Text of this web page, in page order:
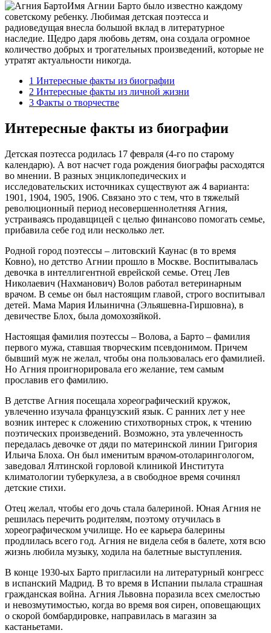
Имя Агнии Барто было известно каждому
советскому ребенку. Любимая детская поэтесса и
радиоведущая внесла большой вклад в литературное
наследие. Щедро даря любовь детям, она создала огромное
количество добрых и трогательных произведений, которые не
утратят актуальности никогда.
1 Интересные факты из биографии
2 Интересные факты из личной жизни
3 Факты о творчестве
Интересные факты из биографии
Детская поэтесса родилась 17 февраля (4-го по старому
календарю). А вот насчет года рождения биографы расходятся
во мнении. В разных энциклопедических и
исследовательских источниках существуют аж 4 варианта:
1901, 1904, 1905, 1906. Связано это с тем, что в тяжелый
революционный период несовершеннолетняя Агния,
устраиваясь продавщицей с целью финансово помогать семье,
прибавила себе год или несколько лет.
Родной город поэтессы – литовский Каунас (в то время
Ковно), но детство Агнии прошло в Москве. Воспитывалась
девочка в интеллигентной еврейской семье. Отец Лев
Николаевич (Нахманович) Волов работал ветеринарным
врачом. В семье он был настоящим главой, строго воспитывал
детей. Мама Мария Ильинична (Эльяшевна-Гиршовна), в
девичестве Блох, была домохозяйкой.
Настоящая фамилия поэтессы – Волова, а Барто – фамилия
первого мужа, ставшая творческим псевдонимом. Причем
бывший муж не желал, чтобы она пользовалась его фамилией.
Но Агния проигнорировала его желание, тем самым
прославив его фамилию.
В детстве Агния посещала хореографический кружок,
увлеченно изучала французский язык. С ранних лет у нее
возник интерес к сложению стихотворных строк, к чтению
поэтических произведений. Возможно, эта увлеченность
передалась девочке от дяди по материнской линии Григория
Ильича Блоха. Он был именитым врачом-отоларингологом,
заведовал Ялтинской горловой клиникой Института
климатологии туберкулеза, а в свободное время сочинял
детские стихи.
Отец желал, чтобы его дочь стала балериной. Юная Агния не
решилась перечить родителям, поэтому отучилась в
хореографическом училище. Но ее карьера балерины
продлилась всего год. Агния не видела себя в балете, хотя всю
жизнь любила музыку, ходила на балетные выступления.
В конце 1930-ых Барто пригласили на литературный конгресс
в испанский Мадрид. В то время в Испании пылала страшная
гражданская война. Агния Львовна поразила всех смелостью
и невозмутимостью, когда во время воя сирен, оповещающих
о скорой бомбардировке, направилась в магазин за
кастаньетами.